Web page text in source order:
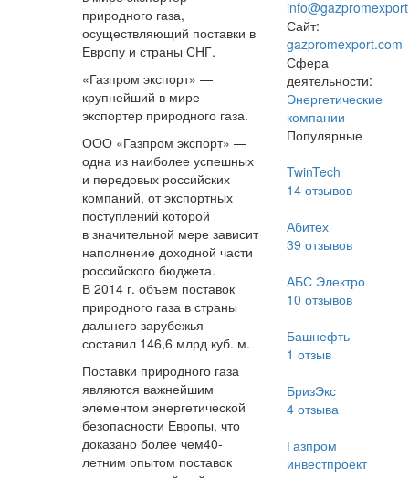
природного газа,
осуществляющий поставки в
Европу и страны СНГ.
«Газпром экспорт» —
крупнейший в мире
экспортер природного газа.
ООО «Газпром экспорт» —
одна из наиболее успешных
и передовых российских
компаний, от экспортных
поступлений которой
в значительной мере зависит
наполнение доходной части
российского бюджета.
В 2014 г. объем поставок
природного газа в страны
дальнего зарубежья
составил 146,6 млрд куб. м.
Поставки природного газа
являются важнейшим
элементом энергетической
безопасности Европы, что
доказано более чем40-
летним опытом поставок
Сайт:
gazpromexport.com
Сфера
деятельности:
Энергетические
компании
Популярные
TwinTech
14отзывов
Абитех
39 отзывов
АБС Электро
10 отзывов
Башнефть
1 отзыв
БризЭкс
4отзыва
Газпром
инвестпроект